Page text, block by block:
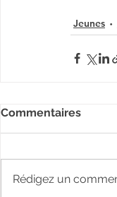
Jeunes
Commentaires
Rédigez un